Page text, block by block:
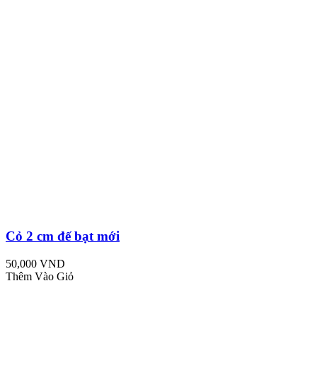
Cỏ 2 cm đế bạt mới
50,000 VND
Thêm Vào Giỏ